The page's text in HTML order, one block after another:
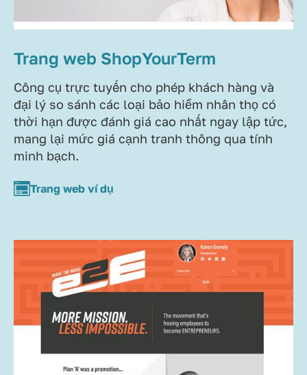
Trang web ShopYourTerm
Công cụ trực tuyến cho phép khách hàng và
đại lý so sánh các loại bảo hiểm nhân thọ có
thời hạn được đánh giá cao nhất ngay lập tức,
mang lại mức giá cạnh tranh thông qua tính
minh bạch.
Trang web ví dụ